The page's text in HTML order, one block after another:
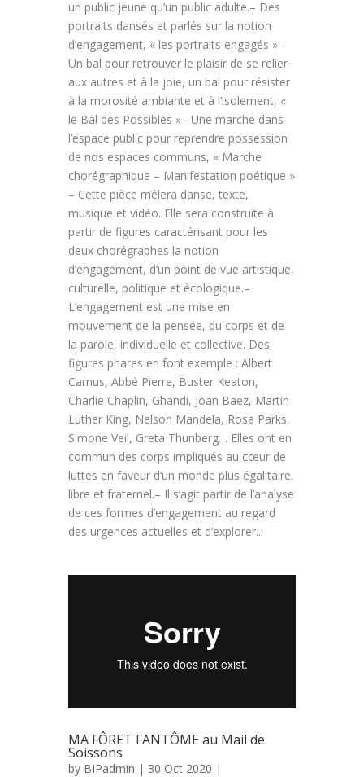
un public jeune qu’un public adulte.– Des
portraits dansés et parlés sur la notion
d’engagement, « les portraits engagés »–
Un bal pour retrouver le plaisir de se relier
aux autres et à la joie, un bal pour résister
à la morosité ambiante et à l’isolement, «
le Bal des Possibles »– Une marche dans
l’espace public pour reprendre possession
de nos espaces communs, « Marche
chorégraphique – Manifestation poétique »
– Cette pièce mêlera danse, texte,
musique et vidéo. Elle sera construite à
partir de figures caractérisant pour les
deux chorégraphes la notion
d’engagement, d’un point de vue artistique,
culturelle, politique et écologique.–
L’engagement est une mise en
mouvement de la pensée, du corps et de
la parole, individuelle et collective. Des
figures phares en font exemple : Albert
Camus, Abbé Pierre, Buster Keaton,
Charlie Chaplin, Ghandi, Joan Baez, Martin
Luther King, Nelson Mandela, Rosa Parks,
Simone Veil, Greta Thunberg… Elles ont en
commun des corps impliqués au cœur de
luttes en faveur d’un monde plus égalitaire,
libre et fraternel.– Il s’agit partir de l’analyse
de ces formes d’engagement au regard
des urgences actuelles et d’explorer...
MA FÔRET FANTÔME au Mail de
Soissons
by BIPadmin | 30 Oct 2020 |